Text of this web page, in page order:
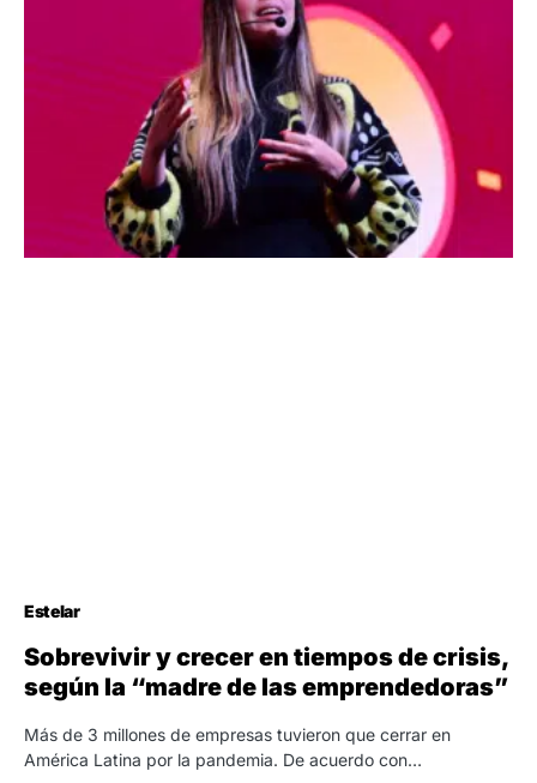
Estelar
Sobrevivir y crecer en tiempos de crisis,
según la “madre de las emprendedoras”
Más de 3 millones de empresas tuvieron que cerrar en
América Latina por la pandemia. De acuerdo con…